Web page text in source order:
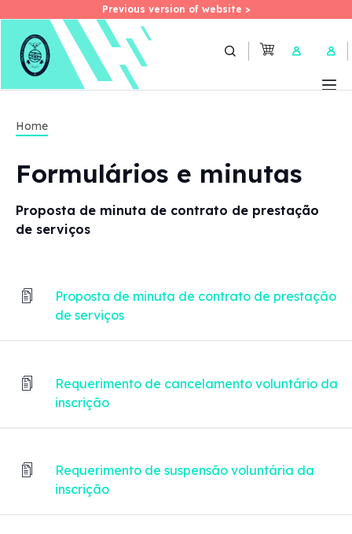
Skip
Previous version of website >
Previous version of website >
User
Home
Formulários e minutas
Proposta de minuta de contrato de prestação
de serviços
Proposta de minuta de contrato de prestação
de serviços
Requerimento de cancelamento voluntário da
inscrição
Requerimento de suspensão voluntária da
inscrição